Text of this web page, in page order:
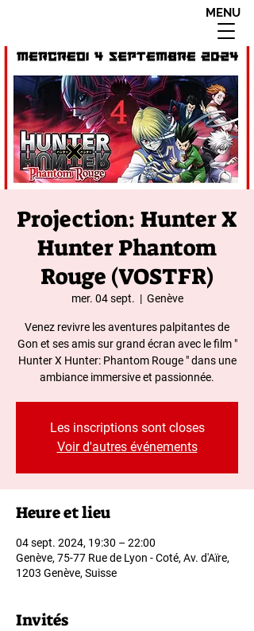
MENU
Projection: Hunter X
Hunter Phantom
Rouge (VOSTFR)
mer. 04 sept.
  |
Genève
Venez revivre les aventures palpitantes de
Gon et ses amis sur grand écran avec le film "
Hunter X Hunter: Phantom Rouge " dans une
ambiance immersive et passionnée.
Les inscriptions sont closes
Voir d'autres événements
Heure et lieu
04 sept. 2024, 19:30 – 22:00
Genève, 75-77 Rue de Lyon - Coté, Av. d'Aïre,
1203 Genève, Suisse
Invités